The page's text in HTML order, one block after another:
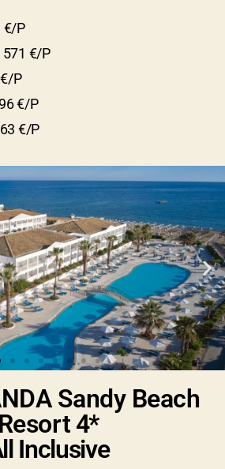
€/P
571 €/P
P
€/P
€/P
Sandy Beach
Resort 4*
Inclusive